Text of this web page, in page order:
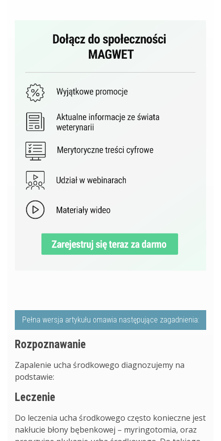
Pełna wersja artykułu omawia następujące zagadnienia:
Rozpoznawanie
Zapalenie ucha środkowego diagnozujemy na
podstawie:
Leczenie
Do leczenia ucha środkowego często konieczne jest
nakłucie błony bębenkowej – myringotomia, oraz